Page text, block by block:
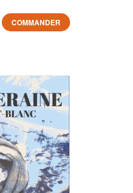
COMMANDER